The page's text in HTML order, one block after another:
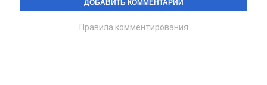
Правила комментирования